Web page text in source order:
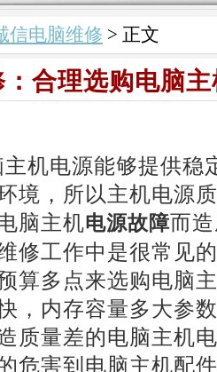
信电脑维修 > 正文
：合理选购电脑
机电源能够提供稳
境，所以主机电源
脑主机电源故障而
修工作中是很常见
算多点来选购电脑
，内存容量多大参
质量差的电脑主机
危害到电脑主机配